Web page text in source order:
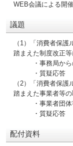
WEB会議による開
議題
（1）「消費者保
踏まえた制度改正
・事務局から
・質疑応答
（2）「消費者保
踏まえた事業者等
・事業者団体
・質疑応答
配付資料